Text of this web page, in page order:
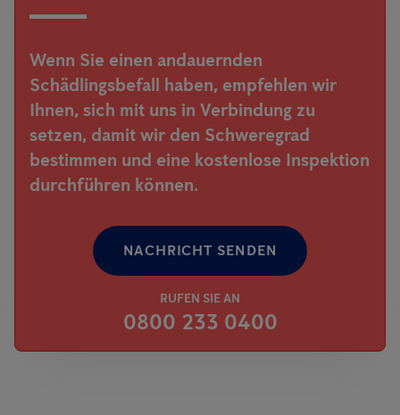
Wenn Sie einen andauernden
Schädlingsbefall haben, empfehlen wir
Ihnen, sich mit uns in Verbindung zu
setzen, damit wir den Schweregrad
bestimmen und eine kostenlose Inspektion
durchführen können.
NACHRICHT SENDEN
RUFEN SIE AN
0800 233 0400